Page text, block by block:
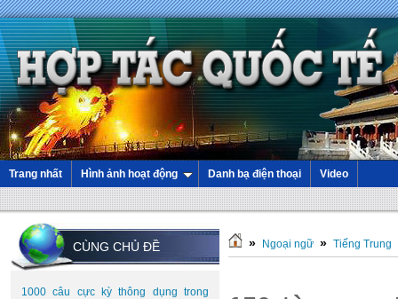
Trang nhất Hình ảnh hoạt động Danh bạ điện thoại Video
CÙNG CHỦ ĐỀ
1000 câu cực kỳ thông dụng trong
» Ngoại ngữ » Tiếng Trung